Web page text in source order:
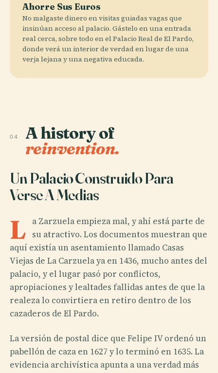
Ahorre Sus Euros
No malgaste dinero en visitas guiadas vagas que
insinúan acceso al palacio. Gástelo en una entrada
real cerca, sobre todo en el Palacio Real de El Pardo,
donde verá un interior de verdad en lugar de una
verja lejana y una negativa educada.
04 A history of
reinvention.
Un Palacio Construido Para
Verse A Medias
L
a Zarzuela empieza mal, y ahí está parte de
su atractivo. Los documentos muestran que
aquí existía un asentamiento llamado Casas
Viejas de La Carzuela ya en 1436, mucho antes del
palacio, y el lugar pasó por conflictos,
apropiaciones y lealtades fallidas antes de que la
realeza lo convirtiera en retiro dentro de los
cazaderos de El Pardo.
La versión de postal dice que Felipe IV ordenó un
pabellón de caza en 1627 y lo terminó en 1635. La
evidencia archivística apunta a una verdad más